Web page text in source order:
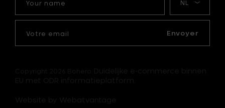
name
langue
email
Envoyer